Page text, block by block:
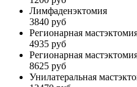
Лимфаденэктомия
3840 руб
Регионарная
4935 руб
Регионарная
8625 руб
Унилатеральная